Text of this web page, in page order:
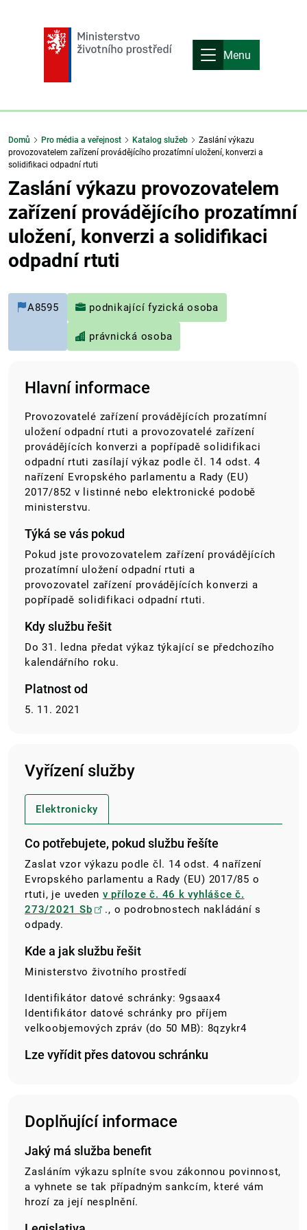
Menu
Domů Pro média a veřejnost Katalog služeb
Zaslání výkazu
provozovatelem zařízení provádějícího prozatímní uložení, konverzi a
solidifikaci odpadní rtuti
Zaslání výkazu provozovatelem
zařízení provádějícího prozatímní
uložení, konverzi a solidifikaci
odpadní rtuti
A8595 podnikající fyzická osoba
právnická osoba
Hlavní informace
Provozovatelé zařízení provádějících prozatímní
uložení odpadní rtuti a provozovatelé zařízení
provádějících konverzi a popřípadě solidifikaci
odpadní rtuti zasílají výkaz podle čl. 14 odst. 4
nařízení Evropského parlamentu a Rady (EU)
2017/852 v listinné nebo elektronické podobě
ministerstvu.
Týká se vás pokud
Pokud jste provozovatelem zařízení provádějících
prozatímní uložení odpadní rtuti a
provozovatel zařízení provádějících konverzi a
popřípadě solidifikaci odpadní rtuti.
Kdy službu řešit
Do 31. ledna předat výkaz týkající se předchozího
kalendářního roku.
Platnost od
5. 11. 2021
Vyřízení služby
Elektronicky
Co potřebujete, pokud službu řešíte
Zaslat vzor výkazu podle čl. 14 odst. 4 nařízení
Evropského parlamentu a Rady (EU) 2017/85 o
rtuti, je uveden v příloze č. 46 k vyhlášce č.
273/2021 Sb
., o podrobnostech nakládání s
odpady.
Kde a jak službu řešit
Ministerstvo životního prostředí
Identifikátor datové schránky: 9gsaax4
Identifikátor datové schránky pro příjem
velkoobjemových zpráv (do 50 MB): 8qzykr4
Lze vyřídit přes datovou schránku
Doplňující informace
Jaký má služba benefit
Zasláním výkazu splníte svou zákonnou povinnost,
a vyhnete se tak případným sankcím, které vám
hrozí za její nesplnění.